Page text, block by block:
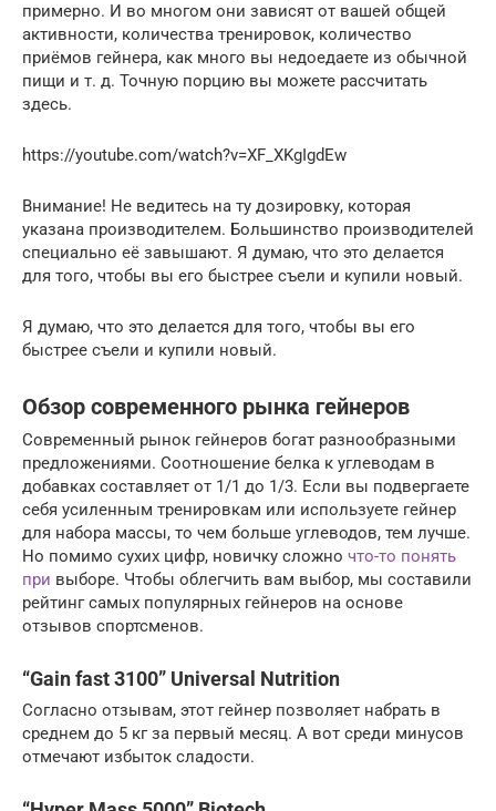
примерно. И во многом они зависят от вашей общей
активности, количества тренировок, количество
приёмов гейнера, как много вы недоедаете из обычной
пищи и т. д. Точную порцию вы можете рассчитать
здесь.
https://youtube.com/watch?v=XF_XKgIgdEw
Внимание! Не ведитесь на ту дозировку, которая
указана производителем. Большинство производителей
специально её завышают. Я думаю, что это делается
для того, чтобы вы его быстрее съели и купили новый.
Я думаю, что это делается для того, чтобы вы его
быстрее съели и купили новый.
Обзор современного рынка гейнеров
Современный рынок гейнеров богат разнообразными
предложениями. Соотношение белка к углеводам в
добавках составляет от 1/1 до 1/3. Если вы подвергаете
себя усиленным тренировкам или используете гейнер
для набора массы, то чем больше углеводов, тем лучше.
Но помимо сухих цифр, новичку сложно что-то понять
при выборе. Чтобы облегчить вам выбор, мы составили
рейтинг самых популярных гейнеров на основе
отзывов спортсменов.
“Gain fast 3100” Universal Nutrition
Согласно отзывам, этот гейнер позволяет набрать в
среднем до 5 кг за первый месяц. А вот среди минусов
отмечают избыток сладости.